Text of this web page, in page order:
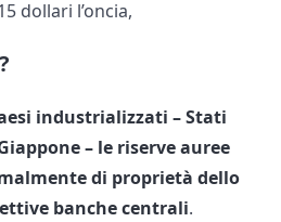
dollari l’oncia,
industrializzati – Stati
– le riserve auree
di proprietà dello
banche centrali.